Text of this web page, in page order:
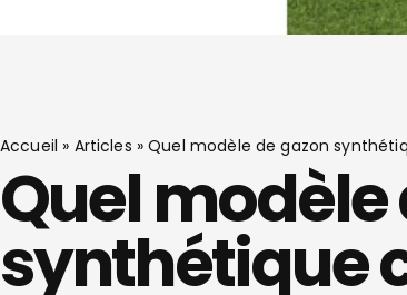
Accueil » Articles »Quel modèle de gazon
Quel modèle
synthétique